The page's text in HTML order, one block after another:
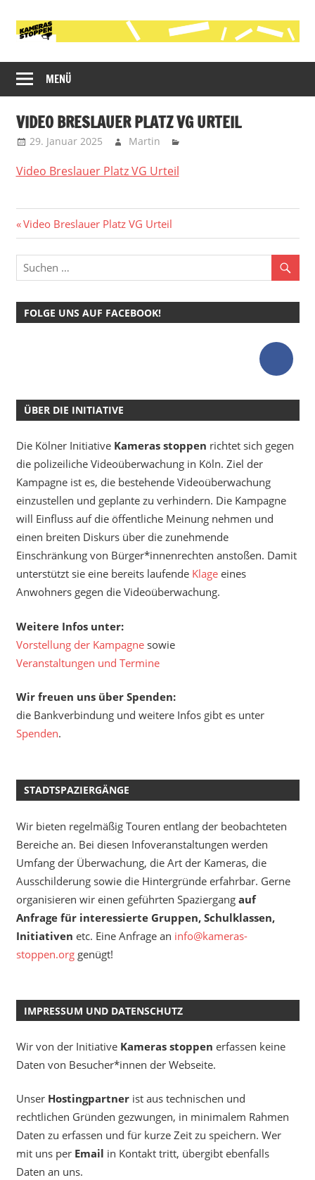
Inhalt
Kameras
stoppen!
gegen
die
Videobeobachtung
im
Raum
MENÜ
VIDEO BRESLAUER PLATZ VG URTEIL
29. Januar 2025 Martin
Video Breslauer Platz VG Urteil
Beitragsnavigation
Vorheriger
Beitrag:
Video Breslauer Platz VG Urteil
FOLGE UNS AUF FACEBOOK!
ÜBER DIE INITIATIVE
Die Kölner Initiative Kameras stoppen richtet sich gegen
die polizeiliche Videoüberwachung in Köln. Ziel der
Kampagne ist es, die bestehende Videoüberwachung
einzustellen und geplante zu verhindern. Die Kampagne
will Einfluss auf die öffentliche Meinung nehmen und
einen breiten Diskurs über die zunehmende
Einschränkung von Bürger*innenrechten anstoßen. Damit
unterstützt sie eine bereits laufende Klageeines
Anwohners gegen die Videoüberwachung.
Weitere Infos unter:
Vorstellung der Kampagne sowie
Veranstaltungen und Termine
Wir freuen uns über Spenden:
die Bankverbindung und weitere Infos gibt es unter
Spenden.
STADTSPAZIERGÄNGE
Wir bieten regelmäßig Touren entlang der beobachteten
Bereiche an. Bei diesen Infoveranstaltungen werden
Umfang der Überwachung, die Art der Kameras, die
Ausschilderung sowie die Hintergründe erfahrbar. Gerne
organisieren wir einen geführten Spaziergang auf
Anfrage für interessierte Gruppen, Schulklassen,
Initiativen etc. Eine Anfrage an info@kameras-
stoppen.orggenügt!
IMPRESSUM UND DATENSCHUTZ
Wir von der Initiative Kameras stoppen erfassen keine
Daten von Besucher*innen der Webseite.
Unser Hostingpartnerist aus technischen und
rechtlichen Gründen gezwungen, in minimalem Rahmen
Daten zu erfassen und für kurze Zeit zu speichern. Wer
mit uns per Email in Kontakt tritt, übergibt ebenfalls
Daten an uns.